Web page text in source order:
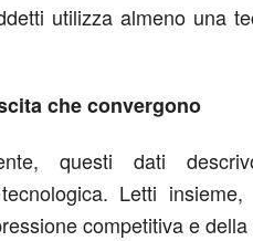
utilizza almeno una
che convergono
questi dati
tecnologica. Letti
competitiva e